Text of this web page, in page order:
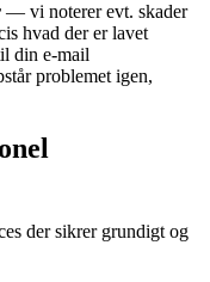
— vi noterer evt. skader
hvad der er lavet
din e-mail
problemet igen,
der sikrer grundigt og